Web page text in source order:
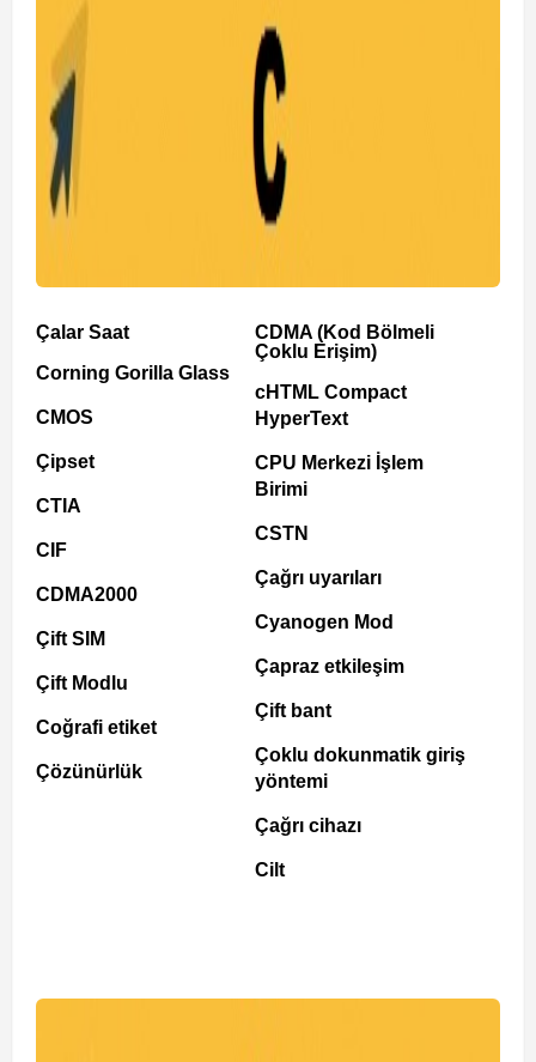
Çalar Saat
Corning Gorilla Glass
CMOS
Çipset
CTIA
CIF
CDMA2000
Çift SIM
Çift Modlu
Coğrafi etiket
Çözünürlük
CDMA (Kod Bölmeli
Çoklu Erişim)
cHTML Compact
HyperText
CPU Merkezi İşlem
Birimi
CSTN
Çağrı uyarıları
Cyanogen Mod
Çapraz etkileşim
Çift bant
Çoklu dokunmatik giriş
yöntemi
Çağrı cihazı
Cilt